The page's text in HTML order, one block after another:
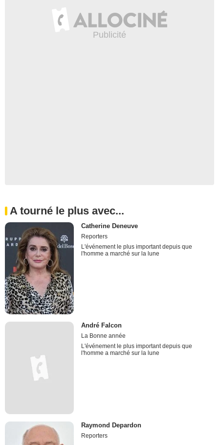
A tourné le plus avec...
Catherine Deneuve
Reporters
L'événement le plus important depuis que
l'homme a marché sur la lune
André Falcon
La Bonne année
L'événement le plus important depuis que
l'homme a marché sur la lune
Raymond Depardon
Reporters